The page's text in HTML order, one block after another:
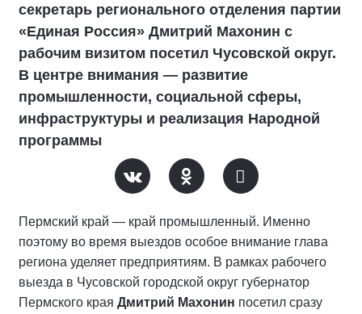
секретарь регионального отделения партии
«Единая Россия» Дмитрий Махонин с
рабочим визитом посетил Чусовской округ.
В центре внимания — развитие
промышленности, социальной сферы,
инфраструктуры и реализация Народной
программы
Пермский край — край промышленный. Именно
поэтому во время выездов особое внимание глава
региона уделяет предприятиям. В рамках рабочего
выезда в Чусовской городской округ губернатор
Пермского края Дмитрий Махонин посетил сразу